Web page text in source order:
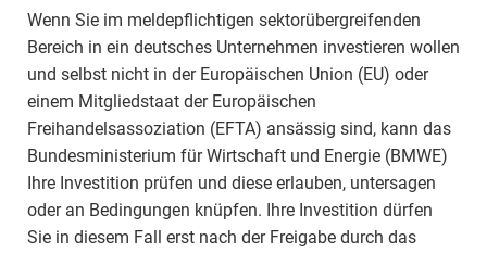
Wenn Sie im meldepflichtigen sektorübergreifenden
Bereich in ein deutsches Unternehmen investieren wollen
und selbst nicht in der Europäischen Union (EU) oder
einem Mitgliedstaat der Europäischen
Freihandelsassoziation (EFTA) ansässig sind, kann das
Bundesministerium für Wirtschaft und Energie (BMWE)
Ihre Investition prüfen und diese erlauben, untersagen
oder an Bedingungen knüpfen. Ihre Investition dürfen
Sie in diesem Fall erst nach der Freigabe durch das